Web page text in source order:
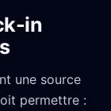
in
une source
permettre :